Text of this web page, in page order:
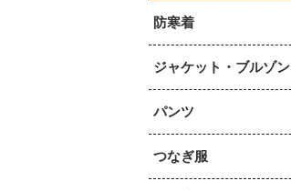
防寒着
ジャケット・ブルゾン
パンツ
つなぎ服